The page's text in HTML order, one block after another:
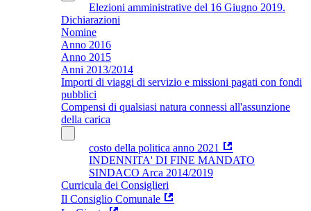
Elezioni amministrative del 16 Giugno 2019.
Dichiarazioni
Nomine
Anno 2016
Anno 2015
Anni 2013/2014
Importi di viaggi di servizio e missioni pagati con fondi
pubblici
Compensi di qualsiasi natura connessi all'assunzione
della carica
costo della politica anno 2021
INDENNITA' DI FINE MANDATO
SINDACO Arca 2014/2019
Curricula dei Consiglieri
Il Consiglio Comunale